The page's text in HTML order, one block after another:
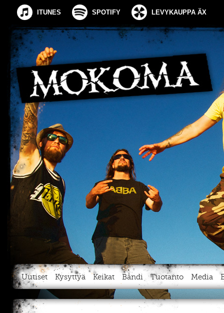
ITUNES SPOTIFY LEVYKAUPPA ÄX
Uutiset Kysyttyä Keikat Bändi Tuotanto Media